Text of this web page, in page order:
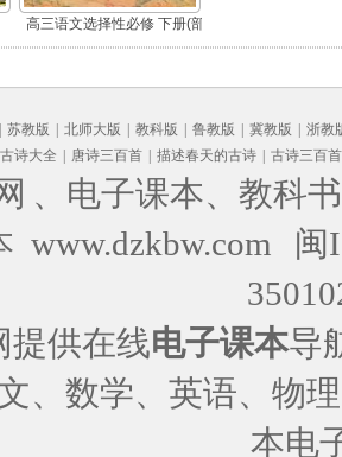
高三语文选择性必修 下册(部
编版)
苏教版 北师大版 教科版 鲁教版 冀教版
浙教
古诗大全
唐诗三百首 描述春天的古诗 古诗三百首
、电子课本、教科
www.dzkbw.com
闽
提供在线电子课本导
、数学、英语、物
本电